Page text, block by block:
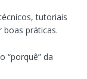
tutoriais
boas práticas.
“porquê” da